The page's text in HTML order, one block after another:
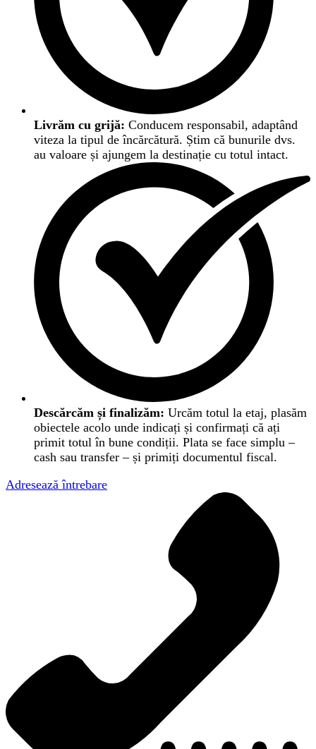
Livrăm cu grijă: Conducem responsabil, adaptând
viteza la tipul de încărcătură. Știm că bunurile dvs.
au valoare și ajungem la destinație cu totul intact.
Descărcăm și finalizăm: Urcăm totul la etaj, plasăm
obiectele acolo unde indicați și confirmați că ați
primit totul în bune condiții. Plata se face simplu –
cash sau transfer – și primiți documentul fiscal.
Adresează întrebare